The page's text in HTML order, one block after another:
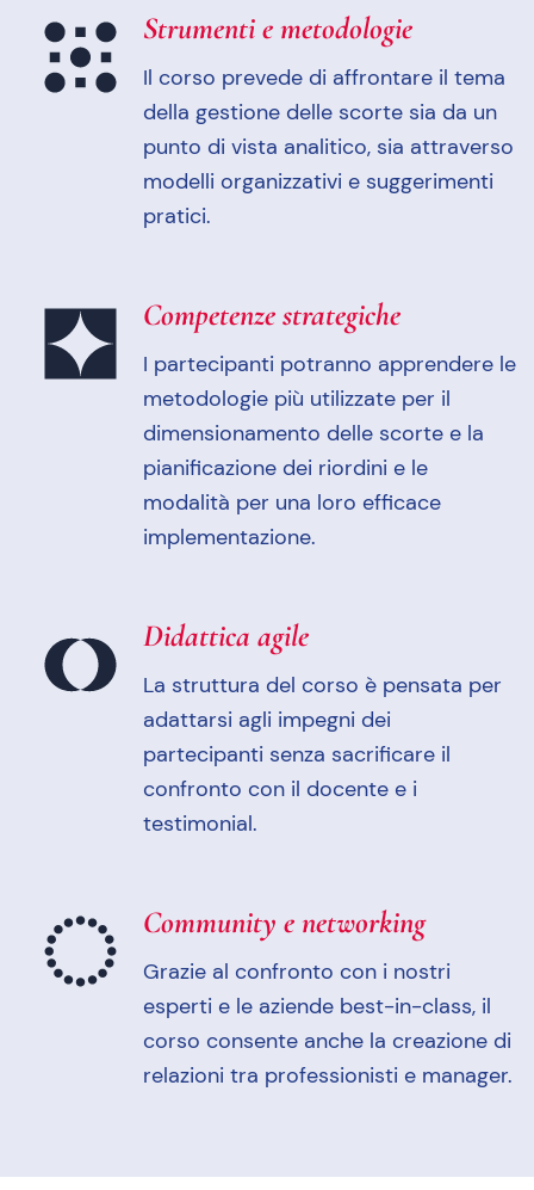
Strumenti e metodologie
Il corso prevede di affrontare il tema
della gestione delle scorte sia da un
punto di vista analitico, sia attraverso
modelli organizzativi e suggerimenti
pratici.
Competenze strategiche
I partecipanti potranno apprendere le
metodologie più utilizzate per il
dimensionamento delle scorte e la
pianificazione dei riordini e le
modalità per una loro efficace
implementazione.
Didattica agile
La struttura del corso è pensata per
adattarsi agli impegni dei
partecipanti senza sacrificare il
confronto con il docente e i
testimonial.
Community e networking
Grazie al confronto con i nostri
esperti e le aziende best-in-class, il
corso consente anche la creazione di
relazioni tra professionisti e manager.